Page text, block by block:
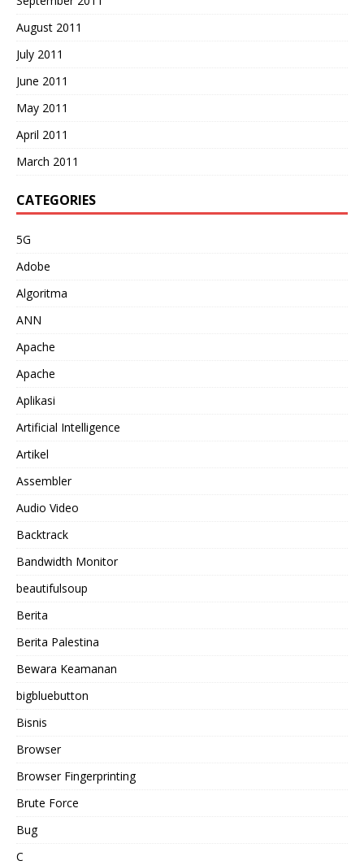
August 2011
July 2011
June 2011
May 2011
April 2011
March 2011
CATEGORIES
5G
Adobe
Algoritma
ANN
Apache
Apache
Aplikasi
Artificial Intelligence
Artikel
Assembler
Audio Video
Backtrack
Bandwidth Monitor
beautifulsoup
Berita
Berita Palestina
Bewara Keamanan
bigbluebutton
Bisnis
Browser
Browser Fingerprinting
Brute Force
Bug
C